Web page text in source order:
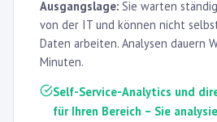
Ausgangslage: Sie warten
von der IT und können nicht
Daten arbeiten. Analysen dauern
Minuten.
Self-Service-Analytics und
für Ihren Bereich – Sie